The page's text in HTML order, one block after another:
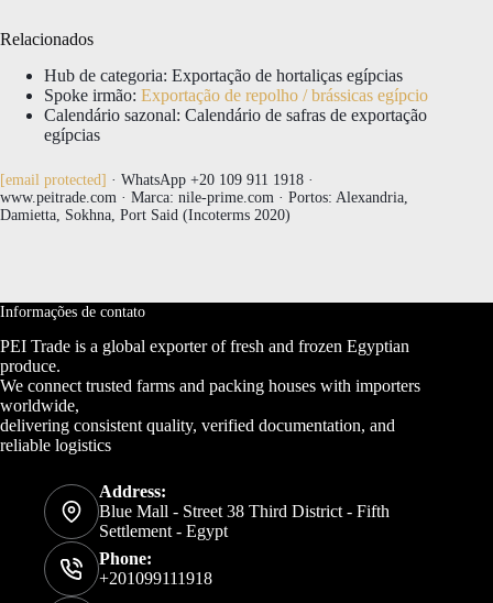
Relacionados
Hub de categoria: Exportação de hortaliças egípcias
Spoke irmão: Exportação de repolho / brássicas egípcio
Calendário sazonal: Calendário de safras de exportação
egípcias
[email protected] · WhatsApp +20 109 911 1918 ·
www.peitrade.com · Marca: nile-prime.com · Portos: Alexandria,
Damietta, Sokhna, Port Said (Incoterms 2020)
Informações de contato
PEI Trade is a global exporter of fresh and frozen Egyptian
produce.
We connect trusted farms and packing houses with importers
worldwide,
delivering consistent quality, verified documentation, and
reliable logistics
Address:
Blue Mall - Street 38 Third District - Fifth
Settlement - Egypt
Phone:
+201099111918